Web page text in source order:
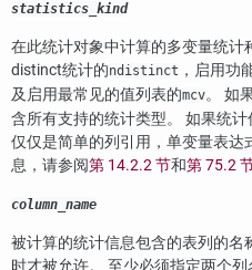
statistics_kind
在此统计对象中计算的多变量统计
distinct统计的ndistinct ，启用功
及启用最常见的值列表的mcv。 如
含所有支持的统计类型。 如果统
仅仅是简单的列引用，单变量表达
息，请参阅第 14.2.2 节和第 75.2
column_name
被计算的统计信息包含的表列的名
时才被允许。 至少必须指定两个